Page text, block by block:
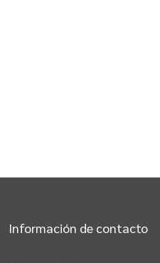
Información de contacto